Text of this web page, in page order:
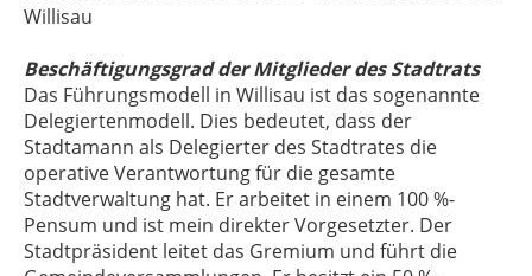
Willisau
Beschäftigungsgrad der Mitglieder des Stadtrats
Das Führungsmodell in Willisau ist das sogenannte
Delegiertenmodell. Dies bedeutet, dass der
Stadtamann als Delegierter des Stadtrates die
operative Verantwortung für die gesamte
Stadtverwaltung hat. Er arbeitet in einem 100 %-
Pensum und ist mein direkter Vorgesetzter. Der
Stadtpräsident leitet das Gremium und führt die